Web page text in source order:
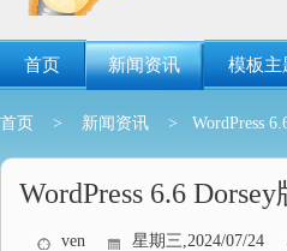
首页 新闻资讯 模板主
首页 > 新闻资讯 > WordPress
WordPress 6.6
ven 星期三,2024/07/24